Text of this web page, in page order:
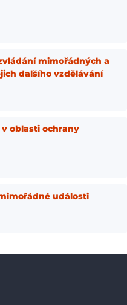
mimořádných a
dalšího vzdělávání
oblasti ochrany
události